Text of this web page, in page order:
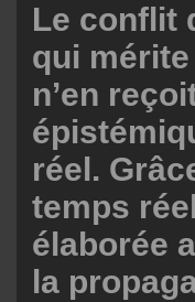
Le conflit
qui mérite
n’en
réel.
temps
élaborée
la